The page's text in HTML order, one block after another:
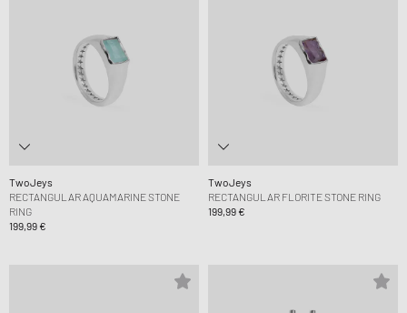
TwoJeys
RECTANGULAR AQUAMARINE STONE
RING
199,99 €
TwoJeys
RECTANGULAR FLORITE STONE RING
199,99 €